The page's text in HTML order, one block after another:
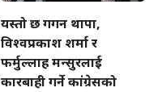
यस्तो छ गगन थापा,
विश्वप्रकाश शर्मा र
फर्मुल्लाह मन्सुरलाई
कारबाही गर्ने कांग्रेसको